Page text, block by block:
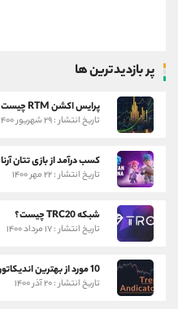
پر بازدیدترین ها
پرایس اکشن RTM چیست؟
تاریخ انتشار : ۲۹ شهریور ۱۴۰۰
کسب درآمد از بازی تتان آرنا
تاریخ انتشار : ۲۲ مهر ۱۴۰۰
شبکه TRC20 چیست؟
تاریخ انتشار : ۱۷ مرداد ۱۴۰۰
10 مورد از بهترین اندیکاتورهای تشخیص روند
تاریخ انتشار : ۲۰ آذر ۱۴۰۰